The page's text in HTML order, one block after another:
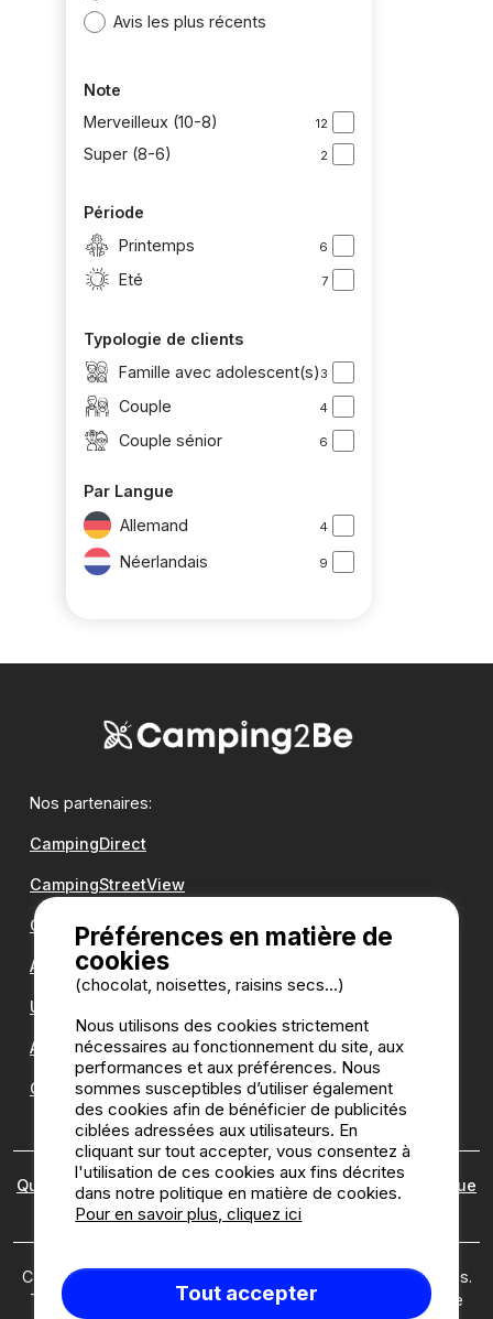
Avis les plus récents
Note
Merveilleux (10-8)
12
Super (8-6) 2
Période
Printemps
6
Eté 7
Typologie de clients
Famille avec adolescent(s) 3
Couple 4
Couple sénior 6
Par Langue
Allemand
4
Néerlandais 9
Nos partenaires:
CampingDirect
CampingStreetView
Groupe Romanée
Antilope VAN
Une question ?
Annuaire des campings
Guide camping
Qui sommes nous ? |Mentions légales | Cookies
Politique
des avis
Camping2be.com ©2026 Camping2Be, tous droits réservés.
Tous les médias et toutes les images sont la propriété de
Préférences en matière de
cookies
(chocolat, noisettes, raisins secs...)
Nous utilisons des cookies strictement
nécessaires au fonctionnement du site, aux
performances et aux préférences. Nous
sommes susceptibles d’utiliser également
des cookies afin de bénéficier de publicités
ciblées adressées aux utilisateurs. En
cliquant sur tout accepter, vous consentez à
l'utilisation de ces cookies aux fins décrites
dans notre politique en matière de cookies.
Pour en savoir plus, cliquez ici
Tout accepter